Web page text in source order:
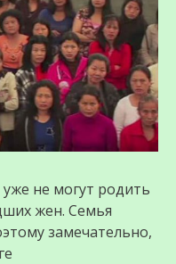
не могут родить
жен. Семья
замечательно,